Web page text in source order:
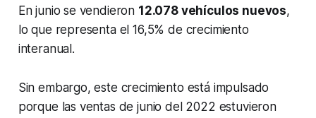
En junio se vendieron 12.078 vehículos nuevos,
lo que representa el 16,5% de crecimiento
interanual.
Sin embargo, este crecimiento está impulsado
porque las ventas de junio del 2022 estuvieron